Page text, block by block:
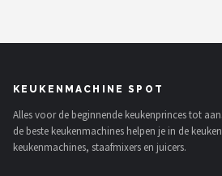
KEUKENMACHINE SPOT
Alles voor de beginnende keukenprinces tot
de beste keukenmachines helpen je in de
keukenmachines, staafmixers en juicers.